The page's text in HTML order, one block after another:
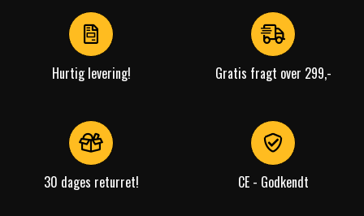
Hurtig levering! Gratis fragt over 299,-
30 dages returret! CE - Godkendt